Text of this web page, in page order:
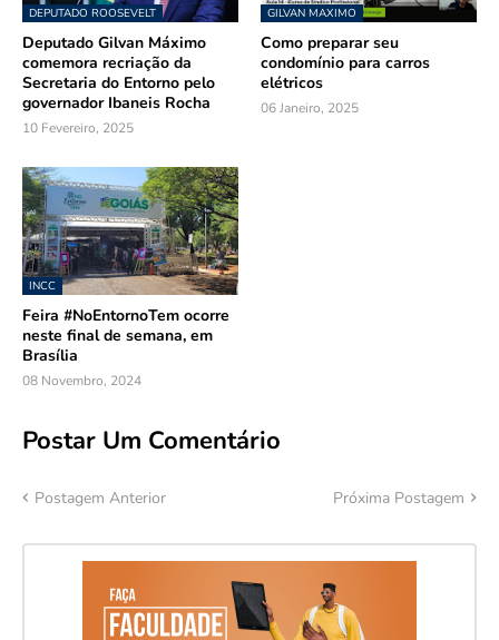
DEPUTADO ROOSEVELT
Deputado Gilvan Máximo
comemora recriação da
Secretaria do Entorno pelo
governador Ibaneis Rocha
10 Fevereiro, 2025
GILVAN MAXIMO
Como preparar seu
condomínio para carros
elétricos
06 Janeiro, 2025
INCC
Feira #NoEntornoTem ocorre
neste final de semana, em
Brasília
08 Novembro, 2024
Postar Um Comentário
Postagem Anterior Próxima Postagem